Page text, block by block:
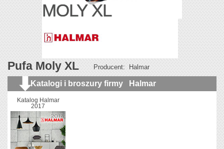
MOLY XL
Pufa Moly XL Producent: Halmar
Katalogi i broszury firmy Halmar
Katalog Halmar
2017